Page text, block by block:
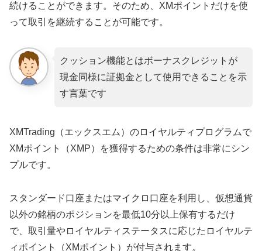
続けることができます。そのため、XMポイントだけを使
って取引を継続することが可能です。
クッション機能とはボーナスクレジットが
現金同様に証拠金として使用できることを示
す言葉です
XMTrading（エックスエム）のロイヤルティプログラムで
XMポイント（XMP）を獲得するための条件は非常にシン
プルです。
スタンダード口座またはマイクロ口座を利用し、仮想通貨
以外の銘柄のポジションを最低10分以上保有するだけ
で、取引量やロイヤルティステータスに応じたロイヤルテ
ィポイント（XMポイント）が付与されます。